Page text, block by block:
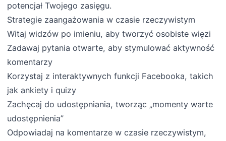
potencjał Twojego zasięgu.
Strategie zaangażowania w czasie rzeczywistym
Witaj widzów po imieniu, aby tworzyć osobiste więzi
Zadawaj pytania otwarte, aby stymulować aktywność
komentarzy
Korzystaj z interaktywnych funkcji Facebooka, takich
jak ankiety i quizy
Zachęcaj do udostępniania, tworząc „momenty warte
udostępnienia”
Odpowiadaj na komentarze w czasie rzeczywistym,